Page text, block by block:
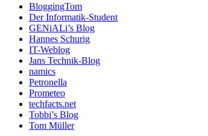
BloggingTom
Der Informatik-Student
GENiALi’s Blog
Hannes Schurig
IT-Weblog
Jans Technik-Blog
namics
Petronella
Prometeo
techfacts.net
Tobbi’s Blog
Tom Müller